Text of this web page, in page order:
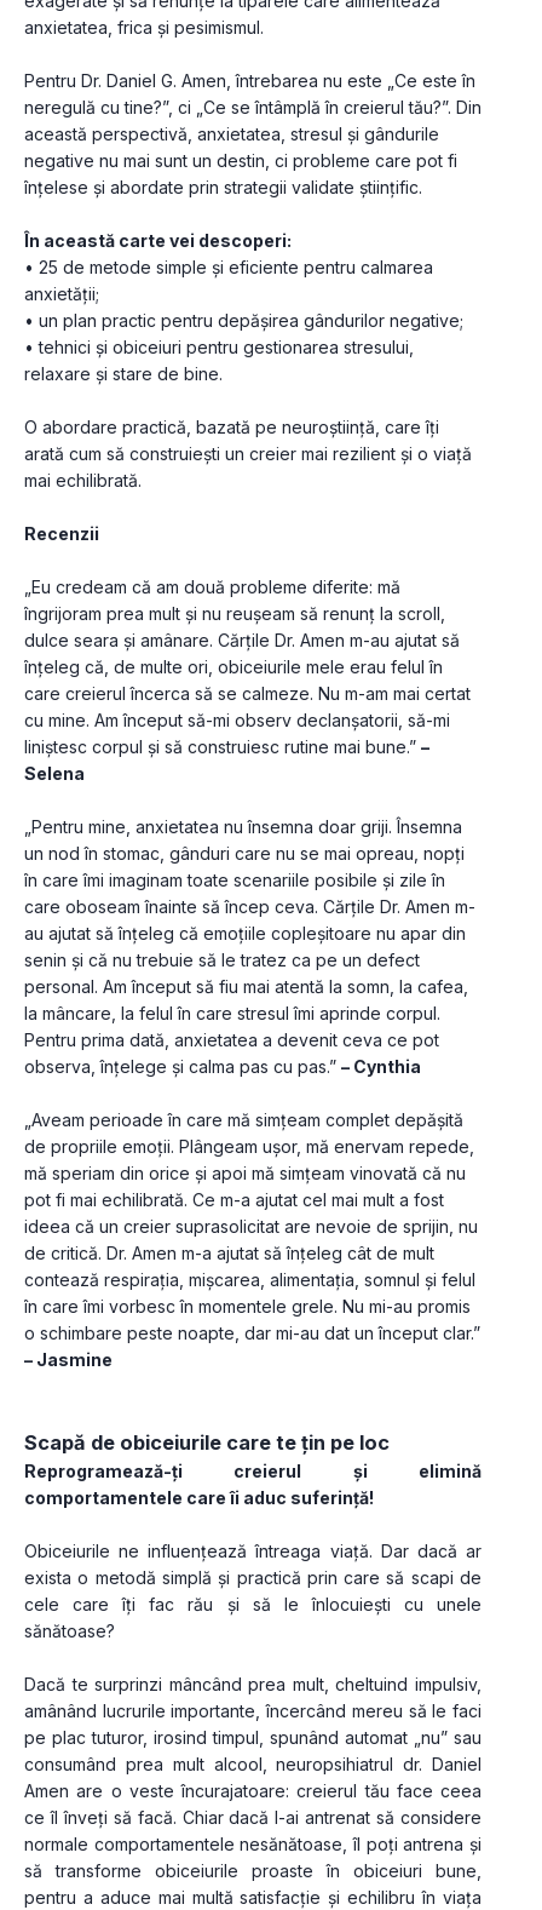
anxietatea, frica și pesimismul.
Pentru Dr. Daniel G. Amen, întrebarea nu este „Ce este în
neregulă cu tine?”, ci „Ce se întâmplă în creierul tău?”. Din
această perspectivă, anxietatea, stresul și gândurile
negative nu mai sunt un destin, ci probleme care pot fi
înțelese și abordate prin strategii validate științific.
În această carte vei descoperi:
• 25 de metode simple și eficiente pentru calmarea
anxietății;
• un plan practic pentru depășirea gândurilor negative;
• tehnici și obiceiuri pentru gestionarea stresului,
relaxare și stare de bine.
O abordare practică, bazată pe neuroștiință, care îți
arată cum să construiești un creier mai rezilient și o viață
mai echilibrată.
Recenzii
„Eu credeam că am două probleme diferite: mă
îngrijoram prea mult și nu reușeam să renunț la scroll,
dulce seara și amânare. Cărțile Dr. Amen m-au ajutat să
înțeleg că, de multe ori, obiceiurile mele erau felul în
care creierul încerca să se calmeze. Nu m-am mai certat
cu mine. Am început să-mi observ declanșatorii, să-mi
liniștesc corpul și să construiesc rutine mai bune.” –
Selena
„Pentru mine, anxietatea nu însemna doar griji. Însemna
un nod în stomac, gânduri care nu se mai opreau, nopți
în care îmi imaginam toate scenariile posibile și zile în
care oboseam înainte să încep ceva. Cărțile Dr. Amen m-
au ajutat să înțeleg că emoțiile copleșitoare nu apar din
senin și că nu trebuie să le tratez ca pe un defect
personal. Am început să fiu mai atentă la somn, la cafea,
la mâncare, la felul în care stresul îmi aprinde corpul.
Pentru prima dată, anxietatea a devenit ceva ce pot
observa, înțelege și calma pas cu pas.” – Cynthia
„Aveam perioade în care mă simțeam complet depășită
de propriile emoții. Plângeam ușor, mă enervam repede,
mă speriam din orice și apoi mă simțeam vinovată că nu
pot fi mai echilibrată. Ce m-a ajutat cel mai mult a fost
ideea că un creier suprasolicitat are nevoie de sprijin, nu
de critică. Dr. Amen m-a ajutat să înțeleg cât de mult
contează respirația, mișcarea, alimentația, somnul și felul
în care îmi vorbesc în momentele grele. Nu mi-au promis
– Jasmine
Scapă de obiceiurile care te țin pe loc
Reprogramează-ți creierul și elimină
comportamentele care îi aduc suferință!
Obiceiurile ne influențează întreaga viață. Dar dacă ar
exista o metodă simplă și practică prin care să scapi de
cele care îți fac rău și să le înlocuiești cu unele
sănătoase?
Dacă te surprinzi mâncând prea mult, cheltuind impulsiv,
amânând lucrurile importante, încercând mereu să le faci
pe plac tuturor, irosind timpul, spunând automat „nu” sau
consumând prea mult alcool, neuropsihiatrul dr. Daniel
Amen are o veste încurajatoare: creierul tău face ceea
ce îl înveți să facă. Chiar dacă l-ai antrenat să considere
normale comportamentele nesănătoase, îl poți antrena și
să transforme obiceiurile proaste în obiceiuri bune,
pentru a aduce mai multă satisfacție și echilibru în viața